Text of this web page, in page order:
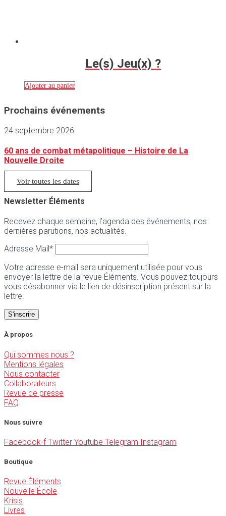
Le(s) Jeu(x) ?
Ajouter au panier
Prochains événements
24 septembre 2026
60 ans de combat métapolitique – Histoire de La
Nouvelle Droite
Voir toutes les dates
Newsletter Éléments
Recevez chaque semaine, l’agenda des événements, nos
dernières parutions, nos actualités.
Adresse Mail*
Votre adresse e-mail sera uniquement utilisée pour vous
envoyer la lettre de la revue Éléments. Vous pouvez toujours
vous désabonner via le lien de désinscription présent sur la
lettre.
À propos
Qui sommes nous ?
Mentions légales
Nous contacter
Collaborateurs
Revue de presse
FAQ
Nous suivre
Facebook-f Twitter Youtube Telegram Instagram
Boutique
Revue Éléments
Nouvelle École
Krisis
Livres